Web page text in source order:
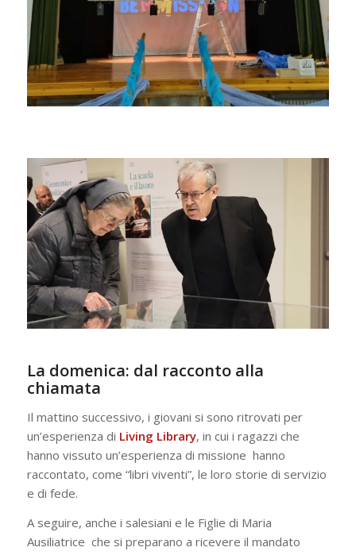
La domenica: dal racconto alla
chiamata
Il mattino successivo, i giovani si sono ritrovati per
un’esperienza di Living Library, in cui i ragazzi che
hanno vissuto un’esperienza di missione hanno
raccontato, come “libri viventi”, le loro storie di servizio
e di fede.
A seguire, anche i salesiani e le Figlie di Maria
Ausiliatrice che si preparano a ricevere il mandato